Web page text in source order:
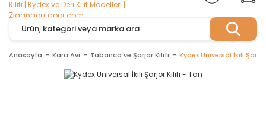
Anasayfa Kara Avı Tabanca ve Şarjör Kılıfı Kydex Universal İkili Şarjör